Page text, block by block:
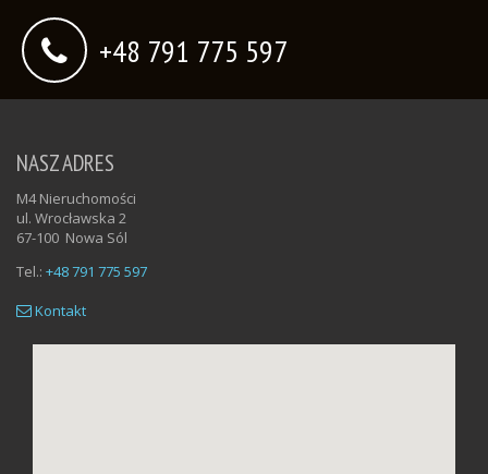
+48 791 775 597
NASZ ADRES
M4 Nieruchomości
ul. Wrocławska 2
67-100 Nowa Sól
Tel.: +48 791 775 597
Kontakt